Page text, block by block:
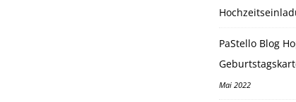
PaStello Blog
Mai 2022